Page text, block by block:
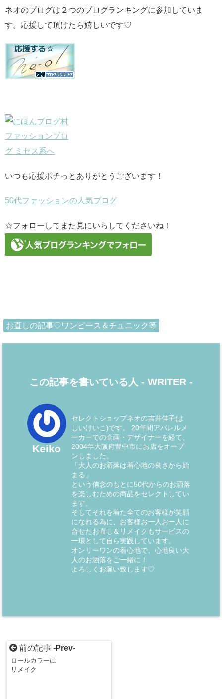
ネオのブログは２つのブログランキングに参加していま
す。応援して頂けたら嬉しいです♡
いつも応援ポチっとありがとうございます！
50代ファッションの人気ブログ
☆フォローしてまた見にいらしてくださいね！
お直しの記事♡ワンピース＆チュニック等
この記事を書いている人 - WRITER -
Keiko
セレクトショップネオの吉井佳子(よ
しいけいこ)です。 20年間アパレルメ
ーカーでの企画・デザイナーを経て、
2004年大阪府豊中市にお店をオープ
ンしました。
「大人のお洒落は着心地の良さから始
まる」
という信念のもとに50代からのお洒落
を楽しむための商品をセレクトしてい
ます。
そしてそれを着た全てのお客様が笑顔
になれる為に、お客様お一人お一人に
合せたお直し＆リメイクもサービスの
一環として自ら実践しています。
オンリーワンの着心地で、心地良い大
人のお洒落をご一緒に！
よろしくお願い致します♡
前の記事 -Prev-
ロールカラーに
リメイク